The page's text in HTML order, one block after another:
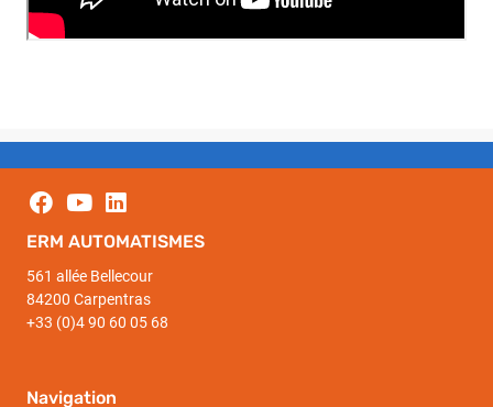
ERM AUTOMATISMES
561 allée Bellecour
84200 Carpentras
+33 (0)4 90 60 05 68
Navigation